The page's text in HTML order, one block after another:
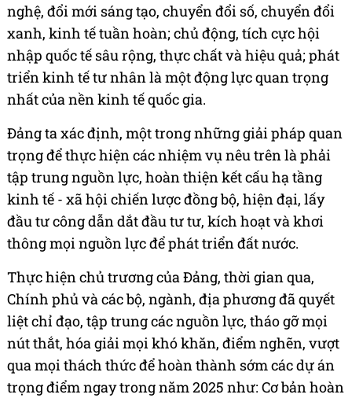
nghệ, đổi mới sáng tạo, chuyển đổi số, chuyển đổi
xanh, kinh tế tuần hoàn; chủ động, tích cực hội
nhập quốc tế sâu rộng, thực chất và hiệu quả; phát
triển kinh tế tư nhân là một động lực quan trọng
nhất của nền kinh tế quốc gia.
Đảng ta xác định, một trong những giải pháp quan
trọng để thực hiện các nhiệm vụ nêu trên là phải
tập trung nguồn lực, hoàn thiện kết cấu hạ tầng
kinh tế - xã hội chiến lược đồng bộ, hiện đại, lấy
đầu tư công dẫn dắt đầu tư tư, kích hoạt và khơi
thông mọi nguồn lực để phát triển đất nước.
Thực hiện chủ trương của Đảng, thời gian qua,
Chính phủ và các bộ, ngành, địa phương đã quyết
liệt chỉ đạo, tập trung các nguồn lực, tháo gỡ mọi
nút thắt, hóa giải mọi khó khăn, điểm nghẽn, vượt
qua mọi thách thức để hoàn thành sớm các dự án
trọng điểm ngay trong năm 2025 như: Cơ bản hoàn